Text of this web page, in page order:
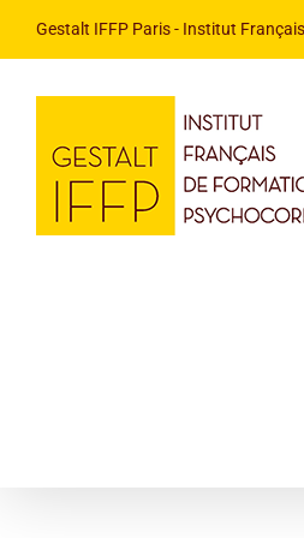
Gestalt IFFP Paris- Institut